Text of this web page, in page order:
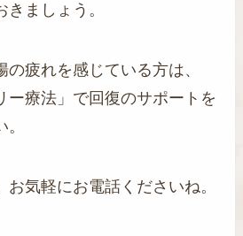
ましょう。
疲れを感じている方は、
ー療法」で回復のサポートを
お気軽にお電話くださいね。